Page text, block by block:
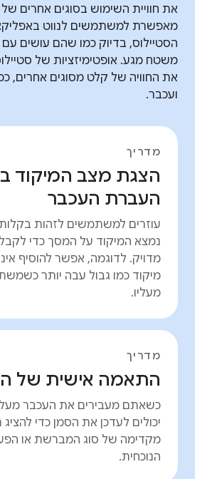
את חוויית השימוש בסוגים אחרים
מאפשרת למשתמשים לנווט
הסטיילוס, בדיוק כמו שהם עושים
משטח מגע. אופטימיזציות של
את החוויה של קלט מסוגים אחרים,
ועכבר.
מדריך
הצגת מצב המיקוד
העברת העכבר
עוזרים למשתמשים לזהות
נמצא המיקוד על המסך כדי
מדויק. לדוגמה, אפשר להוסיף
מיקוד כמו גבול עבה יותר
מעליו.
מדריך
התאמה אישית של
כשאתם מעבירים את העכבר
יכולים לעדכן את הסמן כדי להציג
מקדימה של סוג המברשת או
הנוכחית.